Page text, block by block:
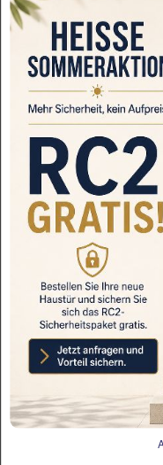
LA100
Haustür
1,162.63€